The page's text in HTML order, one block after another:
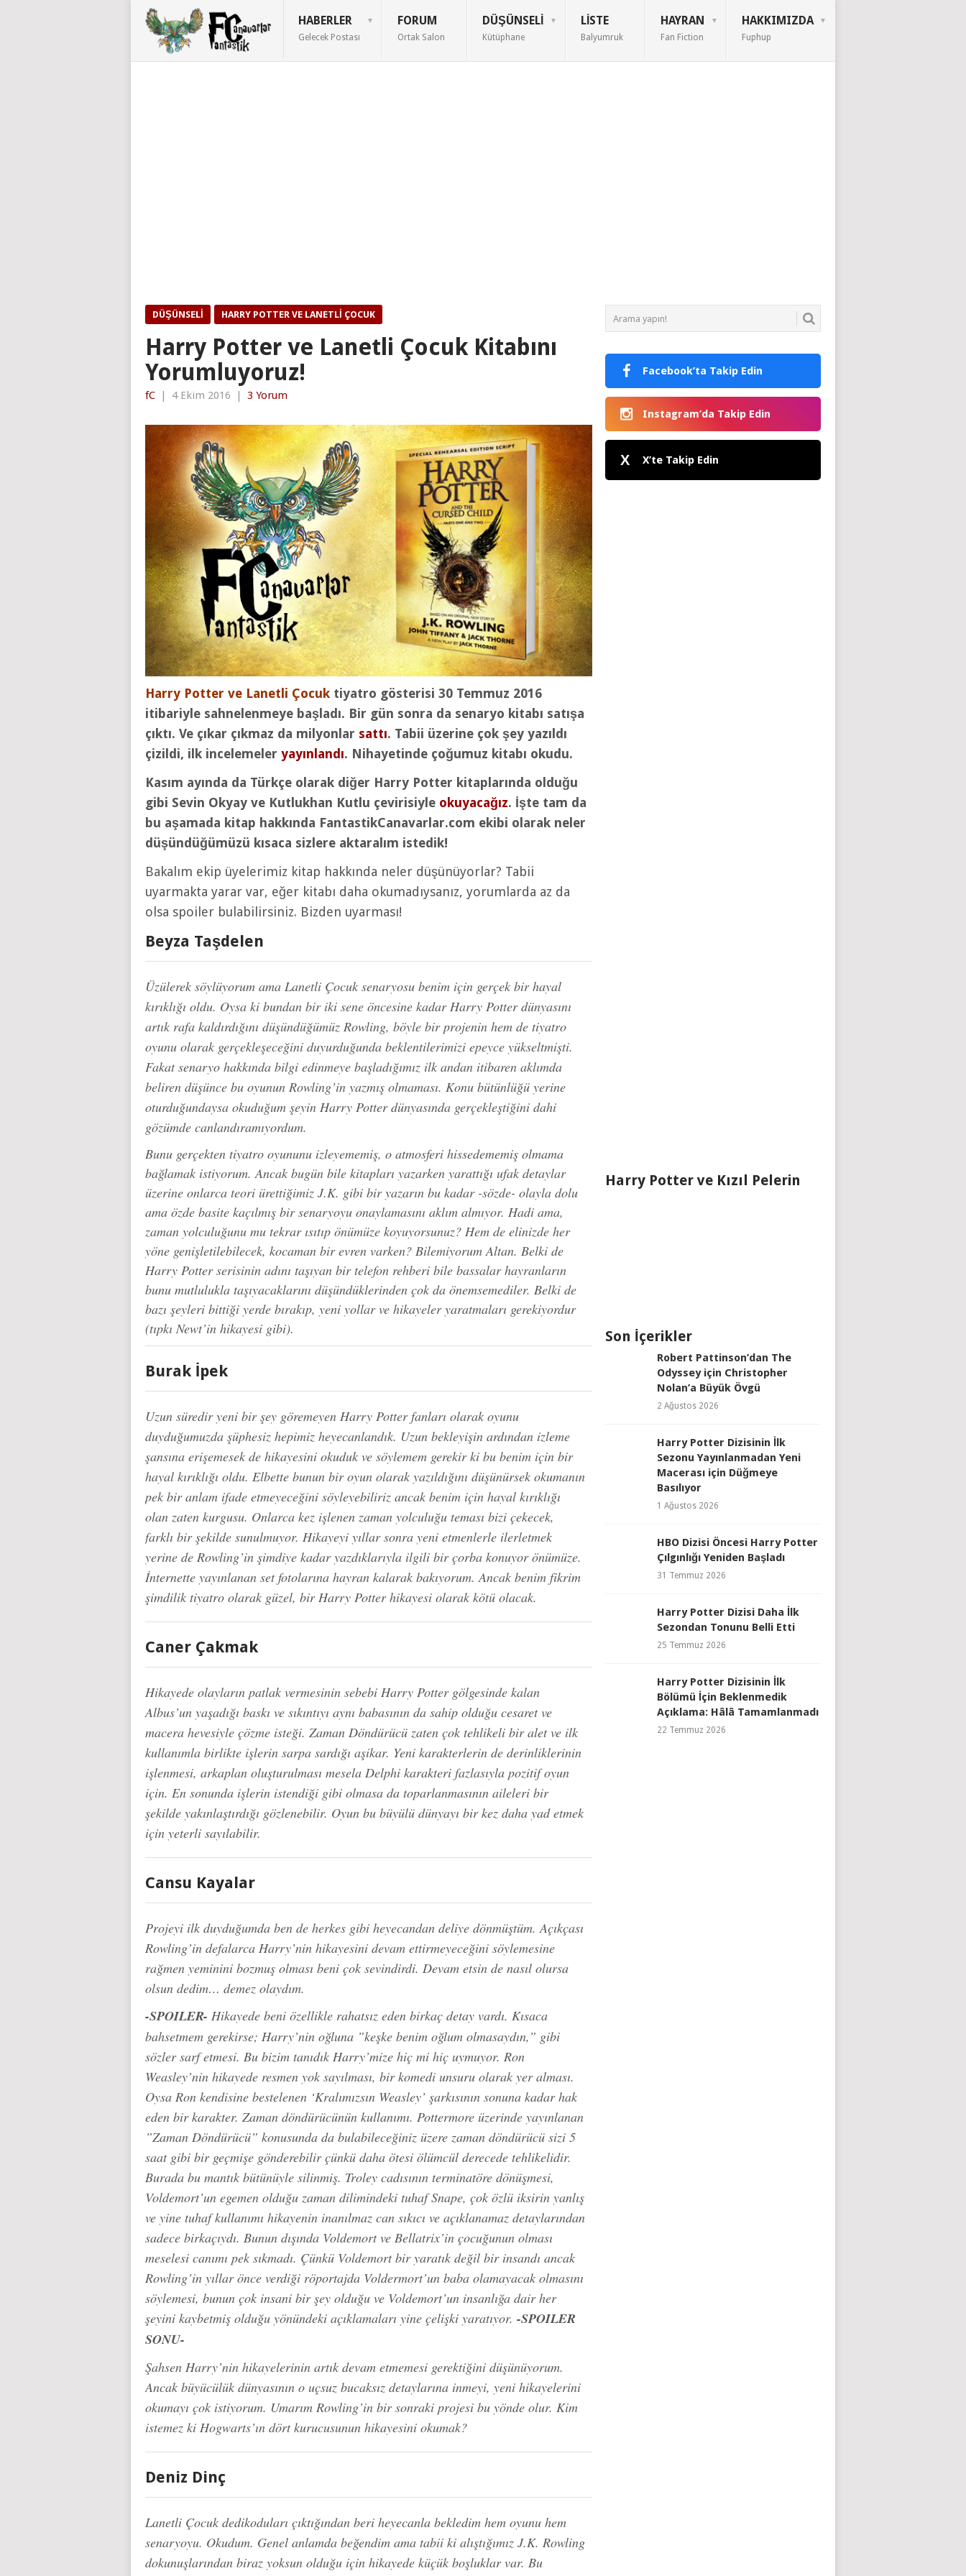
HABERLER
Gelecek Postası
FORUM
Ortak Salon
DÜŞÜNSELI
Kütüphane
LISTE
Balyumruk
HAYRAN
Fan Fiction
HAKKIMIZDA
Fuphup
DÜŞÜNSELI HARRY POTTER VE LANETLI ÇOCUK
Harry Potter ve Lanetli Çocuk Kitabını
Yorumluyoruz!
fC | 4 Ekim 2016 | 3 Yorum
Harry Potter ve Lanetli Çocuk tiyatro gösterisi 30 Temmuz 2016
itibariyle sahnelenmeye başladı. Bir gün sonra da senaryo kitabı satışa
çıktı. Ve çıkar çıkmaz da milyonlar sattı. Tabii üzerine çok şey yazıldı
çizildi, ilk incelemeler yayınlandı. Nihayetinde çoğumuz kitabı okudu.
Kasım ayında da Türkçe olarak diğer Harry Potter kitaplarında olduğu
gibi Sevin Okyay ve Kutlukhan Kutlu çevirisiyle okuyacağız. İşte tam da
bu aşamada kitap hakkında FantastikCanavarlar.com ekibi olarak neler
düşündüğümüzü kısaca sizlere aktaralım istedik!
Bakalım ekip üyelerimiz kitap hakkında neler düşünüyorlar? Tabii
uyarmakta yarar var, eğer kitabı daha okumadıysanız, yorumlarda az da
olsa spoiler bulabilirsiniz. Bizden uyarması!
Beyza Taşdelen
Üzülerek söylüyorum ama Lanetli Çocuk senaryosu benim için gerçek bir hayal
kırıklığı oldu. Oysa ki bundan bir iki sene öncesine kadar Harry Potter dünyasını
artık rafa kaldırdığını düşündüğümüz Rowling, böyle bir projenin hem de tiyatro
oyunu olarak gerçekleşeceğini duyurduğunda beklentilerimizi epeyce yükseltmişti.
Fakat senaryo hakkında bilgi edinmeye başladığımız ilk andan itibaren aklımda
beliren düşünce bu oyunun Rowling’in yazmış olmaması. Konu bütünlüğü yerine
oturduğundaysa okuduğum şeyin Harry Potter dünyasında gerçekleştiğini dahi
gözümde canlandıramıyordum.
Bunu gerçekten tiyatro oyununu izleyememiş, o atmosferi hissedememiş olmama
bağlamak istiyorum. Ancak bugün bile kitapları yazarken yarattığı ufak detaylar
üzerine onlarca teori ürettiğimiz J.K. gibi bir yazarın bu kadar -sözde- olayla dolu
ama özde basite kaçılmış bir senaryoyu onaylamasını aklım almıyor. Hadi ama,
zaman yolculuğunu mu tekrar ısıtıp önümüze koyuyorsunuz? Hem de elinizde her
yöne genişletilebilecek, kocaman bir evren varken? Bilemiyorum Altan. Belki de
Harry Potter serisinin adını taşıyan bir telefon rehberi bile bassalar hayranların
bunu mutlulukla taşıyacaklarını düşündüklerinden çok da önemsemediler. Belki de
bazı şeyleri bittiği yerde bırakıp, yeni yollar ve hikayeler yaratmaları gerekiyordur
(tıpkı Newt’in hikayesi gibi).
Burak İpek
Uzun süredir yeni bir şey göremeyen Harry Potter fanları olarak oyunu
duyduğumuzda şüphesiz hepimiz heyecanlandık. Uzun bekleyişin ardından izleme
şansına erişemesek de hikayesini okuduk ve söylemem gerekir ki bu benim için bir
hayal kırıklığı oldu. Elbette bunun bir oyun olarak yazıldığını düşünürsek okumanın
pek bir anlam ifade etmeyeceğini söyleyebiliriz ancak benim için hayal kırıklığı
olan zaten kurgusu. Onlarca kez işlenen zaman yolculuğu teması bizi çekecek,
farklı bir şekilde sunulmuyor. Hikayeyi yıllar sonra yeni etmenlerle ilerletmek
yerine de Rowling’in şimdiye kadar yazdıklarıyla ilgili bir çorba konuyor önümüze.
İnternette yayınlanan set fotolarına hayran kalarak bakıyorum. Ancak benim fikrim
şimdilik tiyatro olarak güzel, bir Harry Potter hikayesi olarak kötü olacak.
Caner Çakmak
Hikayede olayların patlak vermesinin sebebi Harry Potter gölgesinde kalan
Albus’un yaşadığı baskı ve sıkıntıyı aynı babasının da sahip olduğu cesaret ve
macera hevesiyle çözme isteği. Zaman Döndürücü zaten çok tehlikeli bir alet ve ilk
kullanımla birlikte işlerin sarpa sardığı aşikar. Yeni karakterlerin de derinliklerinin
işlenmesi, arkaplan oluşturulması mesela Delphi karakteri fazlasıyla pozitif oyun
için. En sonunda işlerin istendiği gibi olmasa da toparlanmasının aileleri bir
şekilde yakınlaştırdığı gözlenebilir. Oyun bu büyülü dünyayı bir kez daha yad etmek
için yeterli sayılabilir.
Cansu Kayalar
Projeyi ilk duyduğumda ben de herkes gibi heyecandan deliye dönmüştüm. Açıkçası
Rowling’in defalarca Harry’nin hikayesini devam ettirmeyeceğini söylemesine
rağmen yeminini bozmuş olması beni çok sevindirdi. Devam etsin de nasıl olursa
olsun dedim… demez olaydım.
-SPOILER- Hikayede beni özellikle rahatsız eden birkaç detay vardı. Kısaca
bahsetmem gerekirse; Harry’nin oğluna ”keşke benim oğlum olmasaydın,” gibi
sözler sarf etmesi. Bu bizim tanıdık Harry’mize hiç mi hiç uymuyor. Ron
Weasley’nin hikayede resmen yok sayılması, bir komedi unsuru olarak yer alması.
Oysa Ron kendisine bestelenen ‘Kralımızsın Weasley’ şarkısının sonuna kadar hak
eden bir karakter. Zaman döndürücünün kullanımı. Pottermore üzerinde yayınlanan
”Zaman Döndürücü” konusunda da bulabileceğiniz üzere zaman döndürücü sizi 5
saat gibi bir geçmişe gönderebilir çünkü daha ötesi ölümcül derecede tehlikelidir.
Burada bu mantık bütünüyle silinmiş. Troley cadısının terminatöre dönüşmesi,
Voldemort’un egemen olduğu zaman dilimindeki tuhaf Snape, çok özlü iksirin yanlış
ve yine tuhaf kullanımı hikayenin inanılmaz can sıkıcı ve açıklanamaz detaylarından
sadece birkaçıydı. Bunun dışında Voldemort ve Bellatrix’in çocuğunun olması
meselesi canımı pek sıkmadı. Çünkü Voldemort bir yaratık değil bir insandı ancak
Rowling’in yıllar önce verdiği röportajda Voldermort’un baba olamayacak olmasını
söylemesi, bunun çok insani bir şey olduğu ve Voldemort’un insanlığa dair her
şeyini kaybetmiş olduğu yönündeki açıklamaları yine çelişki yaratıyor. -SPOILER
SONU-
Şahsen Harry’nin hikayelerinin artık devam etmemesi gerektiğini düşünüyorum.
Ancak büyücülük dünyasının o uçsuz bucaksız detaylarına inmeyi, yeni hikayelerini
okumayı çok istiyorum. Umarım Rowling’in bir sonraki projesi bu yönde olur. Kim
istemez ki Hogwarts’ın dört kurucusunun hikayesini okumak?
Deniz Dinç
Lanetli Çocuk dedikoduları çıktığından beri heyecanla bekledim hem oyunu hem
senaryoyu. Okudum. Genel anlamda beğendim ama tabii ki alıştığımız J.K. Rowling
dokunuşlarından biraz yoksun olduğu için hikayede küçük boşluklar var. Bu
Facebook’ta Takip Edin
Instagram’da Takip Edin
X X’te Takip Edin
Harry Potter ve Kızıl Pelerin
Son İçerikler
Robert Pattinson’dan The
Odyssey için Christopher
Nolan’a Büyük Övgü
2 Ağustos 2026
Harry Potter Dizisinin İlk
Sezonu Yayınlanmadan Yeni
Macerası için Düğmeye
Basılıyor
1 Ağustos 2026
HBO Dizisi Öncesi Harry Potter
Çılgınlığı Yeniden Başladı
31 Temmuz 2026
Harry Potter Dizisi Daha İlk
Sezondan Tonunu Belli Etti
25 Temmuz 2026
Harry Potter Dizisinin İlk
Bölümü İçin Beklenmedik
Açıklama: Hâlâ Tamamlanmadı
22 Temmuz 2026